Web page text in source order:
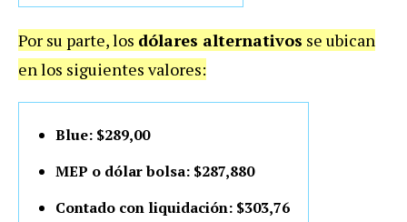
Por su parte, los dólares alternativos se ubican
en los siguientes valores:
Blue: $289,00
MEP o dólar bolsa: $287,880
Contado con liquidación: $303,76